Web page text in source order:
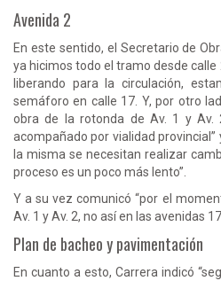
Avenida 2
En este sentido, el Secretario de
ya hicimos todo el tramo desde
liberando para la circulación,
semáforo en calle 17. Y, por otro
obra de la rotonda de Av. 1 y Av.
acompañado por vialidad provincial”
la misma se necesitan realizar
proceso es un poco más lento”.
Y a su vez comunicó “por el
Av. 1 y Av. 2, no así en las avenidas 17
Plan de bacheo y pavimentación
En cuanto a esto, Carrera indicó